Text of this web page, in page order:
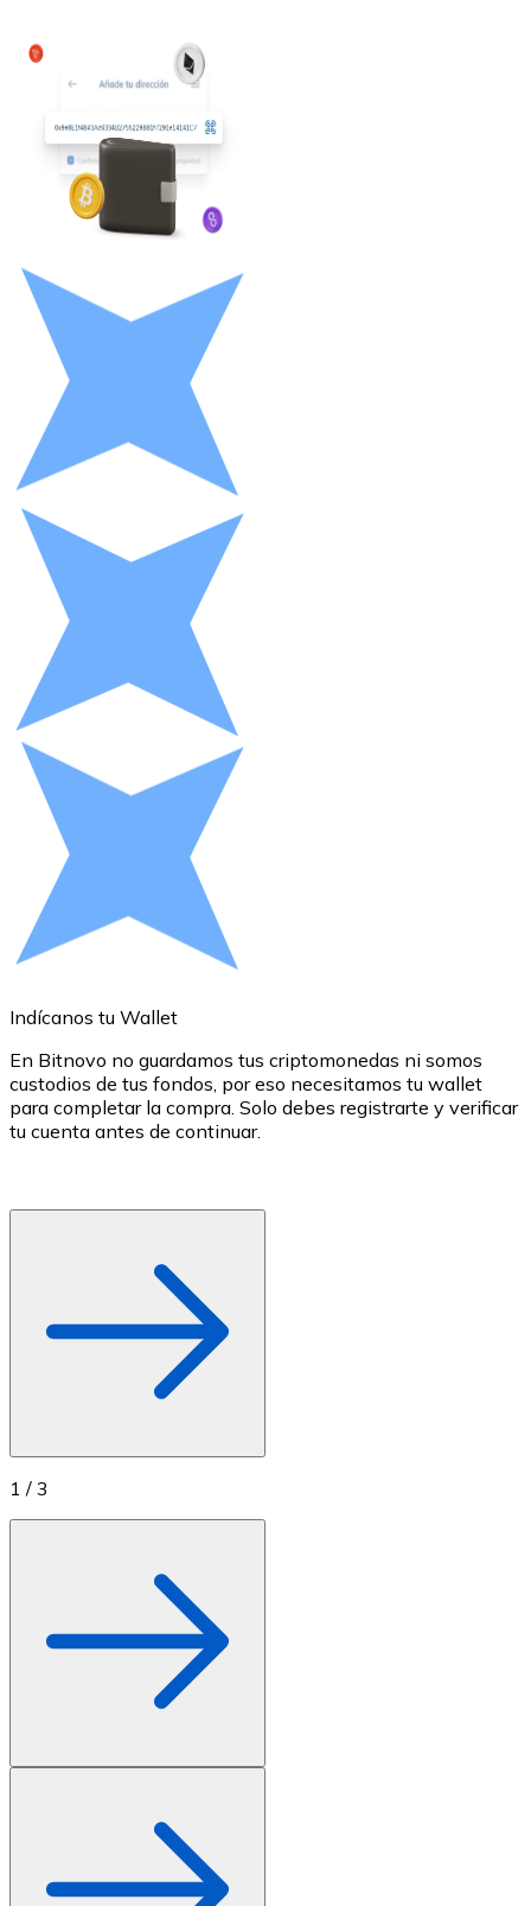
LTC
XRP
Efectivo
Compra criptomonedas con efectivo en tu tienda más
Comprar con efectivo
Transferencia SEPA
Añade fondos a tu cuenta Bitnovo o realiza compras
Comprar con Transferencia
Tarjeta de crédito / débito
Utiliza tarjetas Visa y Mastercard para comprar
Tienda - Tarjetas regalo
Nuevo
Compra tarjetas regalo de tus marcas favoritas con
Indícanos tu Wallet
En Bitnovo no guardamos tus criptomonedas ni somos
custodios de tus fondos, por eso necesitamos tu wallet
para completar la compra. Solo debes registrarte y verificar
tu cuenta antes de continuar.
1 / 3